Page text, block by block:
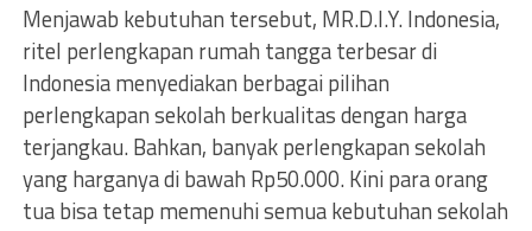
Menjawab kebutuhan tersebut, MR.D.I.Y. Indonesia,
ritel perlengkapan rumah tangga terbesar di
Indonesia menyediakan berbagai pilihan
perlengkapan sekolah berkualitas dengan harga
terjangkau. Bahkan, banyak perlengkapan sekolah
yang harganya di bawah Rp50.000. Kini para orang
tua bisa tetap memenuhi semua kebutuhan sekolah